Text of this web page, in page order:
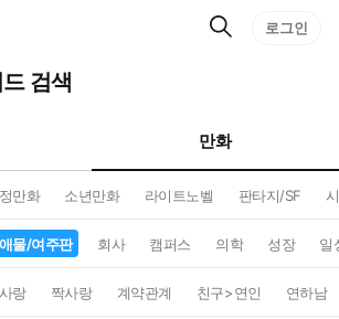
검
로그인
검색
만화
만화 소년만화 라이트노벨 판타지/SF
물/여주판 회사 캠퍼스 의학 성장 일
랑 짝사랑 계약관계 친구>연인 연하남